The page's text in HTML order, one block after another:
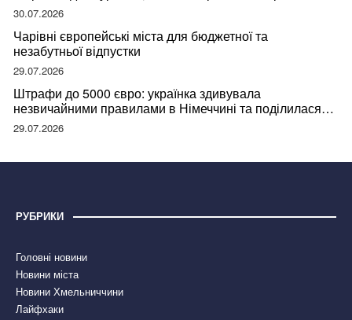
відвідувачів
30.07.2026
Чарівні європейські міста для бюджетної та
незабутньої відпустки
29.07.2026
Штрафи до 5000 євро: українка здивувала
незвичайними правилами в Німеччині та поділилася
правдою
29.07.2026
РУБРИКИ
Головні новини
Новини міста
Новини Хмельниччини
Лайфхаки